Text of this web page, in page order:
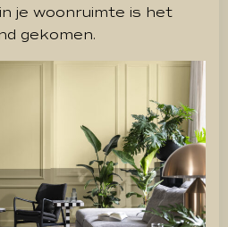
je woonruimte is het
gekomen.